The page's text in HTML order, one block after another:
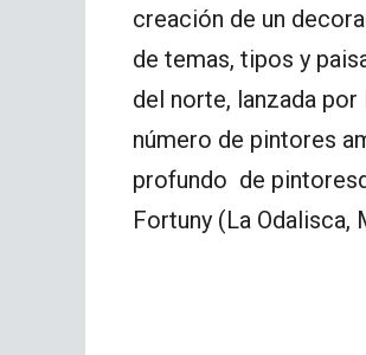
creación de un
de temas, tipos y
del norte, lanzada
número de pintores
profundo de
Fortuny (La